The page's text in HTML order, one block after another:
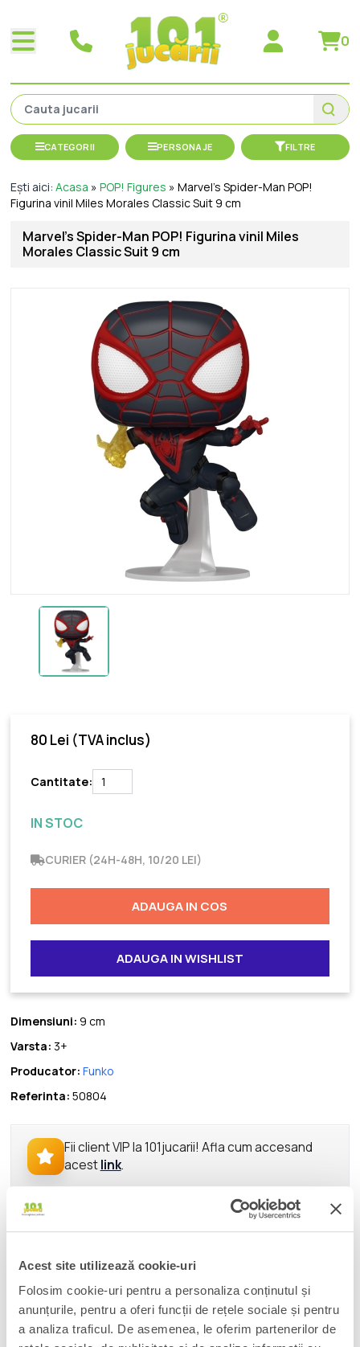
Acest site utilizează cookie-uri
Folosim cookie-uri pentru a personaliza conținutul și
anunțurile, pentru a oferi funcții de rețele sociale și pentru
a analiza traficul. De asemenea, le oferim partenerilor de
0
CATEGORII PERSONAJE FILTRE
Ești aici:Acasa »POP! Figures »Marvel's Spider-Man POP!
Figurina vinil Miles Morales Classic Suit 9 cm
Marvel's Spider-Man POP! Figurina vinil Miles
Morales Classic Suit 9 cm
80 Lei (TVA inclus)
Cantitate:
IN STOC
CURIER (24H-48H, 10/20 LEI)
ADAUGA IN COS
ADAUGA IN WISHLIST
Dimensiuni: 9 cm
Varsta: 3+
Producator: Funko
Referinta: 50804
Fii client VIP la 101jucarii! Afla cum accesand
acestlink.
DESCRIERE
figure stands approx. 9 cm tall and comes in a window box
packaging.
This assortment contains 6 figures (5x regular version, 1x